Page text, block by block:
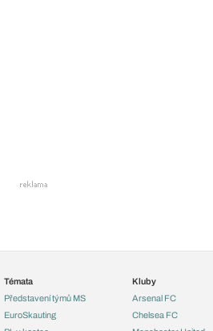
Témata
Představení týmů MS
EuroSkauting
Kluby
Arsenal FC
Chelsea FC